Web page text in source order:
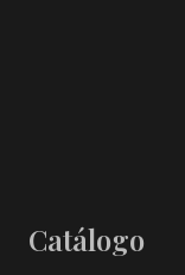
Catálogo